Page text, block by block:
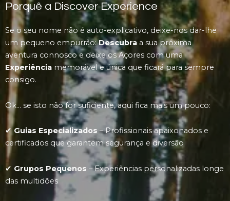
Porquê a Discover Experience
Se o seu nome não é auto-explicativo, deixe-nos dar-lhe
um pequeno empurrão:Descubra a sua próxima
aventura connosco e deixe os Açores com uma
Experiência memorável e única que ficará para sempre
consigo.
Ok… se isto não for suficiente, aqui fica mais um pouco:
✔ Guias Especializados – Profissionais apaixonados e
certificados que garantem segurança e diversão
✔ Grupos Pequenos – Experiências personalizadas longe
das multidões